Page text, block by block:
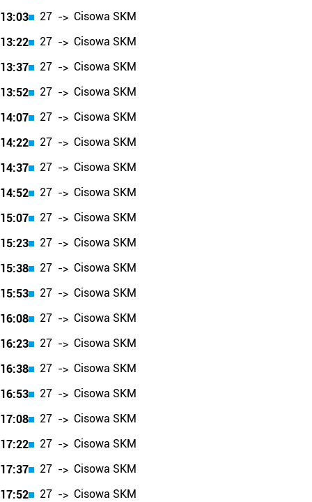
13:03
27 -> Cisowa SKM
13:22
27 -> Cisowa SKM
13:37
27 -> Cisowa SKM
13:52
27 -> Cisowa SKM
14:07
27 -> Cisowa SKM
14:22
27 -> Cisowa SKM
14:37
27 -> Cisowa SKM
14:52
27 -> Cisowa SKM
15:07
27 -> Cisowa SKM
15:23
27 -> Cisowa SKM
15:38
27 -> Cisowa SKM
15:53
27 -> Cisowa SKM
16:08
27 -> Cisowa SKM
16:23
27 -> Cisowa SKM
16:38
27 -> Cisowa SKM
16:53
27 -> Cisowa SKM
17:08
27 -> Cisowa SKM
17:22
27 -> Cisowa SKM
17:37
27 -> Cisowa SKM
17:52
27 -> Cisowa SKM